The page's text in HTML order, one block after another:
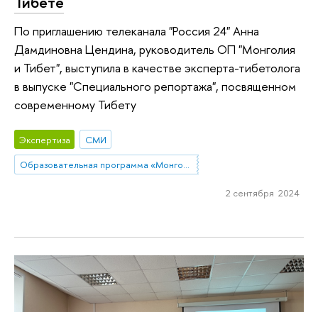
По приглашению телеканала "Россия 24" Анна
Дамдиновна Цендина, руководитель ОП "Монголия
и Тибет", выступила в качестве эксперта-тибетолога
в выпуске "Специального репортажа", посвященном
современному Тибету
Экспертиза
СМИ
Образовательная программа «Монголия и Тибет»
2 сентября 2024